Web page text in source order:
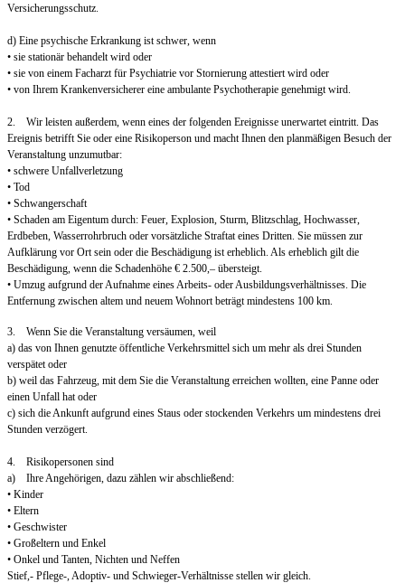
Versicherungsschutz.
d) Eine psychische Erkrankung ist schwer, wenn
• sie stationär behandelt wird oder
• sie von einem Facharzt für Psychiatrie vor Stornierung attestiert wird oder
• von Ihrem Krankenversicherer eine ambulante Psychotherapie genehmigt wird.
2. Wir leisten außerdem, wenn eines der folgenden Ereignisse unerwartet eintritt. Das
Ereignis betrifft Sie oder eine Risikoperson und macht Ihnen den planmäßigen Besuch der
Veranstaltung unzumutbar:
• schwere Unfallverletzung
• Tod
• Schwangerschaft
• Schaden am Eigentum durch: Feuer, Explosion, Sturm, Blitzschlag, Hochwasser,
Erdbeben, Wasserrohrbruch oder vorsätzliche Straftat eines Dritten. Sie müssen zur
Aufklärung vor Ort sein oder die Beschädigung ist erheblich. Als erheblich gilt die
Beschädigung, wenn die Schadenhöhe € 2.500,– übersteigt.
• Umzug aufgrund der Aufnahme eines Arbeits- oder Ausbildungsverhältnisses. Die
Entfernung zwischen altem und neuem Wohnort beträgt mindestens 100 km.
3. Wenn Sie die Veranstaltung versäumen, weil
a) das von Ihnen genutzte öffentliche Verkehrsmittel sich um mehr als drei Stunden
verspätet oder
b) weil das Fahrzeug, mit dem Sie die Veranstaltung erreichen wollten, eine Panne oder
einen Unfall hat oder
c) sich die Ankunft aufgrund eines Staus oder stockenden Verkehrs um mindestens drei
Stunden verzögert.
4. Risikopersonen sind
a) Ihre Angehörigen, dazu zählen wir abschließend:
• Kinder
• Eltern
• Geschwister
• Großeltern und Enkel
• Onkel und Tanten, Nichten und Neffen
Stief,- Pflege-, Adoptiv- und Schwieger-Verhältnisse stellen wir gleich.